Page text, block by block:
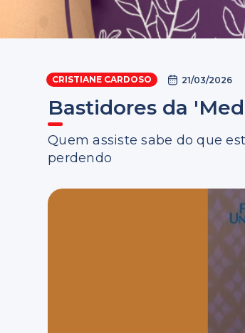
CRISTIANE CARDOSO 21/03/2026
Bastidores da
Quem assiste sabe do que
perdendo